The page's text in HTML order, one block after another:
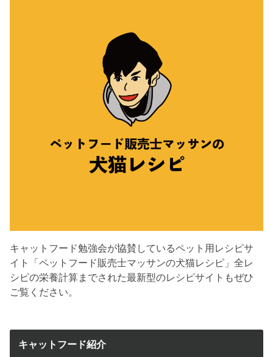
キャットフード勉強会が協賛しているペット用レシピサ
イト「ペットフード販売士マッサンの犬猫レシピ」全レ
シピの栄養計算までされた最新型のレシピサイトもぜひ
ご覧ください。
キャットフード紹介